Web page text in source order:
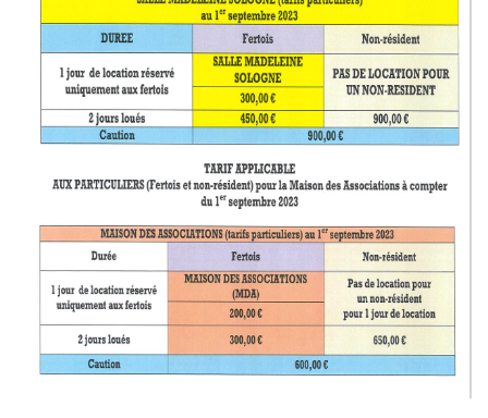
CATNAT - Sécheresse
URBANISME
ÉTAT CIVIL
SERVICE PUBLIC
SMICTOM
MÉTÉO France
CHASSE ET PÊCHE